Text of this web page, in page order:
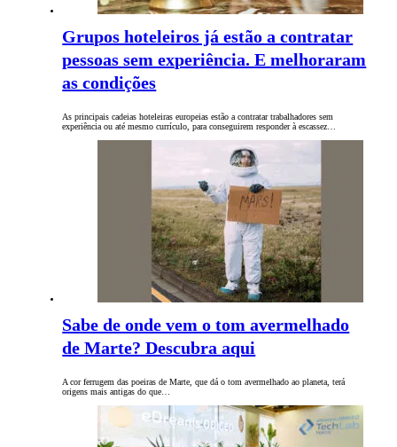
Grupos hoteleiros já estão a contratar
pessoas sem experiência. E melhoraram
as condições
As principais cadeias hoteleiras europeias estão a contratar trabalhadores sem
experiência ou até mesmo currículo, para conseguirem responder à escassez…
Sabe de onde vem o tom avermelhado
de Marte? Descubra aqui
A cor ferrugem das poeiras de Marte, que dá o tom avermelhado ao planeta, terá
origens mais antigas do que…